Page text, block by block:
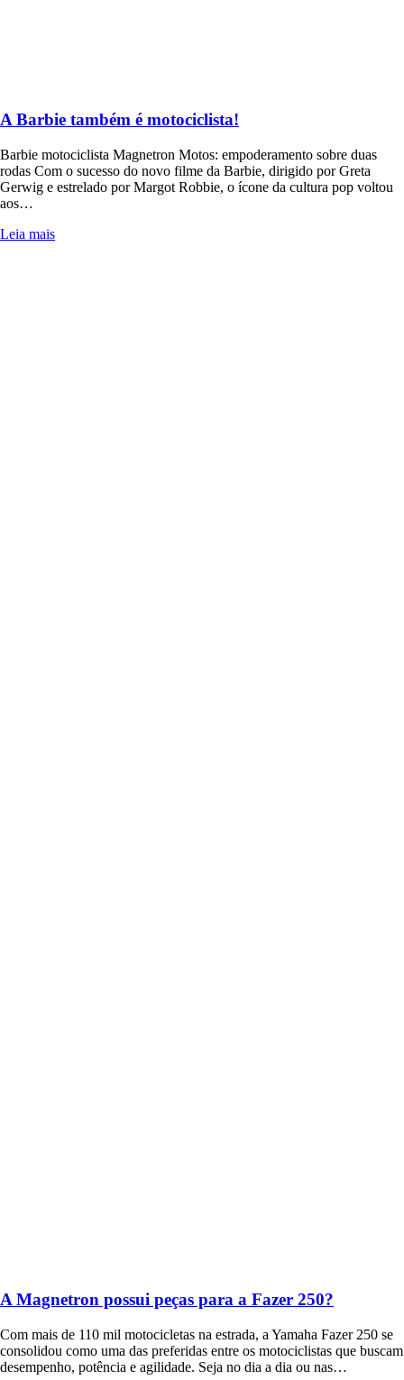
A Barbie também é motociclista!
Barbie motociclista Magnetron Motos: empoderamento sobre duas
rodas Com o sucesso do novo filme da Barbie, dirigido por Greta
Gerwig e estrelado por Margot Robbie, o ícone da cultura pop voltou
aos…
Leia mais
A Magnetron possui peças para a Fazer 250?
Com mais de 110 mil motocicletas na estrada, a Yamaha Fazer 250 se
consolidou como uma das preferidas entre os motociclistas que buscam
desempenho, potência e agilidade. Seja no dia a dia ou nas…